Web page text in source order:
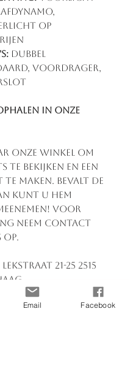
op
Dubbel
Voordrager,
in onze
onze winkel om
te bekijken en een
maken. Bevalt de
kunt u hem
Voor
neem contact
op.
Lekstraat 21-25 2515
tot 18:00
Email Facebook